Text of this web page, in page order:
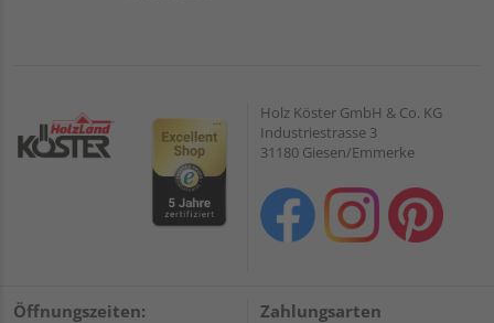
Holz Köster GmbH & Co. KG
Industriestrasse 3
31180 Giesen/Emmerke
Öffnungszeiten: Zahlungsarten